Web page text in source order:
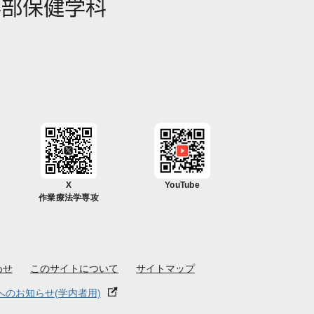
X
作業療法学専攻
YouTube
せ このサイトについて サイトマップ
のお知らせ(学内者用)